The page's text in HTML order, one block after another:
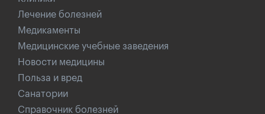
Лечение болезней
Медикаменты
Медицинские учебные заведения
Новости медицины
Польза и вред
Санатории
Справочник болезней